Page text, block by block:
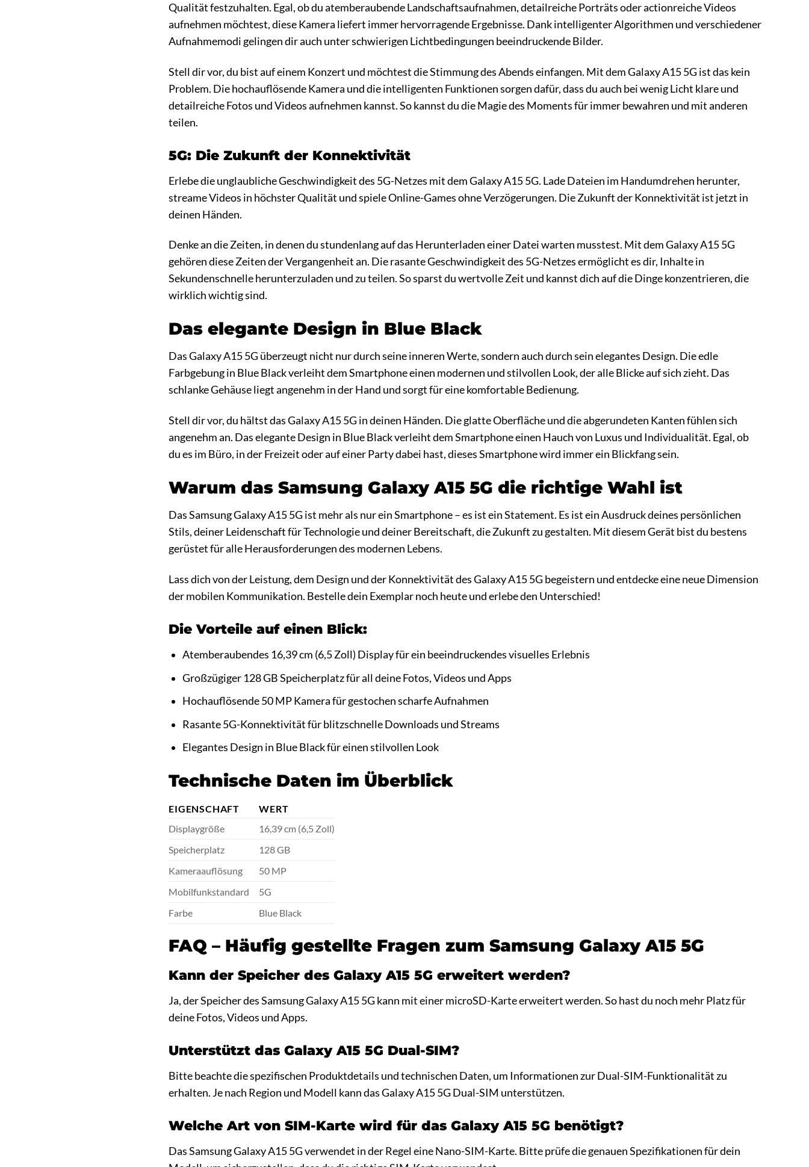
Qualität festzuhalten. Egal, ob du atemberaubende Landschaftsaufnahmen, detailreiche Porträts oder actionreiche Videos
aufnehmen möchtest, diese Kamera liefert immer hervorragende Ergebnisse. Dank intelligenter Algorithmen und verschiedener
Aufnahmemodi gelingen dir auch unter schwierigen Lichtbedingungen beeindruckende Bilder.
Stell dir vor, du bist auf einem Konzert und möchtest die Stimmung des Abends einfangen. Mit dem Galaxy A15 5G ist das kein
Problem. Die hochauflösende Kamera und die intelligenten Funktionen sorgen dafür, dass du auch bei wenig Licht klare und
detailreiche Fotos und Videos aufnehmen kannst. So kannst du die Magie des Moments für immer bewahren und mit anderen
teilen.
5G: Die Zukunft der Konnektivität
Erlebe die unglaubliche Geschwindigkeit des 5G-Netzes mit dem Galaxy A15 5G. Lade Dateien im Handumdrehen herunter,
streame Videos in höchster Qualität und spiele Online-Games ohne Verzögerungen. Die Zukunft der Konnektivität ist jetzt in
deinen Händen.
Denke an die Zeiten, in denen du stundenlang auf das Herunterladen einer Datei warten musstest. Mit dem Galaxy A15 5G
gehören diese Zeiten der Vergangenheit an. Die rasante Geschwindigkeit des 5G-Netzes ermöglicht es dir, Inhalte in
Sekundenschnelle herunterzuladen und zu teilen. So sparst du wertvolle Zeit und kannst dich auf die Dinge konzentrieren, die
wirklich wichtig sind.
Das elegante Design in Blue Black
Das Galaxy A15 5G überzeugt nicht nur durch seine inneren Werte, sondern auch durch sein elegantes Design. Die edle
Farbgebung in Blue Black verleiht dem Smartphone einen modernen und stilvollen Look, der alle Blicke auf sich zieht. Das
schlanke Gehäuse liegt angenehm in der Hand und sorgt für eine komfortable Bedienung.
Stell dir vor, du hältst das Galaxy A15 5G in deinen Händen. Die glatte Oberfläche und die abgerundeten Kanten fühlen sich
angenehm an. Das elegante Design in Blue Black verleiht dem Smartphone einen Hauch von Luxus und Individualität. Egal, ob
du es im Büro, in der Freizeit oder auf einer Party dabei hast, dieses Smartphone wird immer ein Blickfang sein.
Warum das Samsung Galaxy A15 5G die richtige Wahl ist
Das Samsung Galaxy A15 5G ist mehr als nur ein Smartphone – es ist ein Statement. Es ist ein Ausdruck deines persönlichen
Stils, deiner Leidenschaft für Technologie und deiner Bereitschaft, die Zukunft zu gestalten. Mit diesem Gerät bist du bestens
gerüstet für alle Herausforderungen des modernen Lebens.
Lass dich von der Leistung, dem Design und der Konnektivität des Galaxy A15 5G begeistern und entdecke eine neue Dimension
der mobilen Kommunikation. Bestelle dein Exemplar noch heute und erlebe den Unterschied!
Die Vorteile auf einen Blick:
Atemberaubendes 16,39 cm (6,5 Zoll) Display für ein beeindruckendes visuelles Erlebnis
Großzügiger 128 GB Speicherplatz für all deine Fotos, Videos und Apps
Hochauflösende 50 MP Kamera für gestochen scharfe Aufnahmen
Rasante 5G-Konnektivität für blitzschnelle Downloads und Streams
Elegantes Design in Blue Black für einen stilvollen Look
Technische Daten im Überblick
EIGENSCHAFT
WERT
Displaygröße
16,39 cm (6,5 Zoll)
Speicherplatz
128 GB
Kameraauflösung
50 MP
Mobilfunkstandard
5G
Farbe
Blue Black
FAQ – Häufig gestellte Fragen zum Samsung Galaxy A15 5G
Kann der Speicher des Galaxy A15 5G erweitert werden?
Ja, der Speicher des Samsung Galaxy A15 5G kann mit einer microSD-Karte erweitert werden. So hast du noch mehr Platz für
deine Fotos, Videos und Apps.
Unterstützt das Galaxy A15 5G Dual-SIM?
Bitte beachte die spezifischen Produktdetails und technischen Daten, um Informationen zur Dual-SIM-Funktionalität zu
erhalten. Je nach Region und Modell kann das Galaxy A15 5G Dual-SIM unterstützen.
Welche Art von SIM-Karte wird für das Galaxy A15 5G benötigt?
Das Samsung Galaxy A15 5G verwendet in der Regel eine Nano-SIM-Karte. Bitte prüfe die genauen Spezifikationen für dein